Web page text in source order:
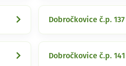
Dobročkovice č.p. 137
Dobročkovice č.p. 141